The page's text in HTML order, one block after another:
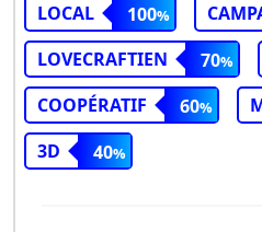
LOCAL
100
LOVECRAFTIEN
70
COOPÉRATIF
60
3D
40